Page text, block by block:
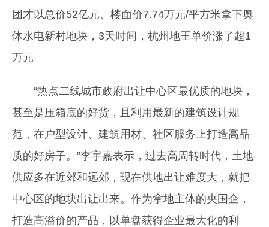
团才以总价52亿元、楼面价7.74万元/平方米拿下奥
体水电新村地块，3天时间，杭州地王单价涨了超1
万元。
“热点二线城市政府出让中心区最优质的地块，
甚至是压箱底的好货，且利用最新的建筑设计规
范，在户型设计、建筑用材、社区服务上打造高品
质的好房子。”李宇嘉表示，过去高周转时代，土地
供应多在近郊和远郊，现在供地出让难度大，就把
中心区的地块出让出来。作为拿地主体的央国企，
打造高溢价的产品，以单盘获得企业最大化的利